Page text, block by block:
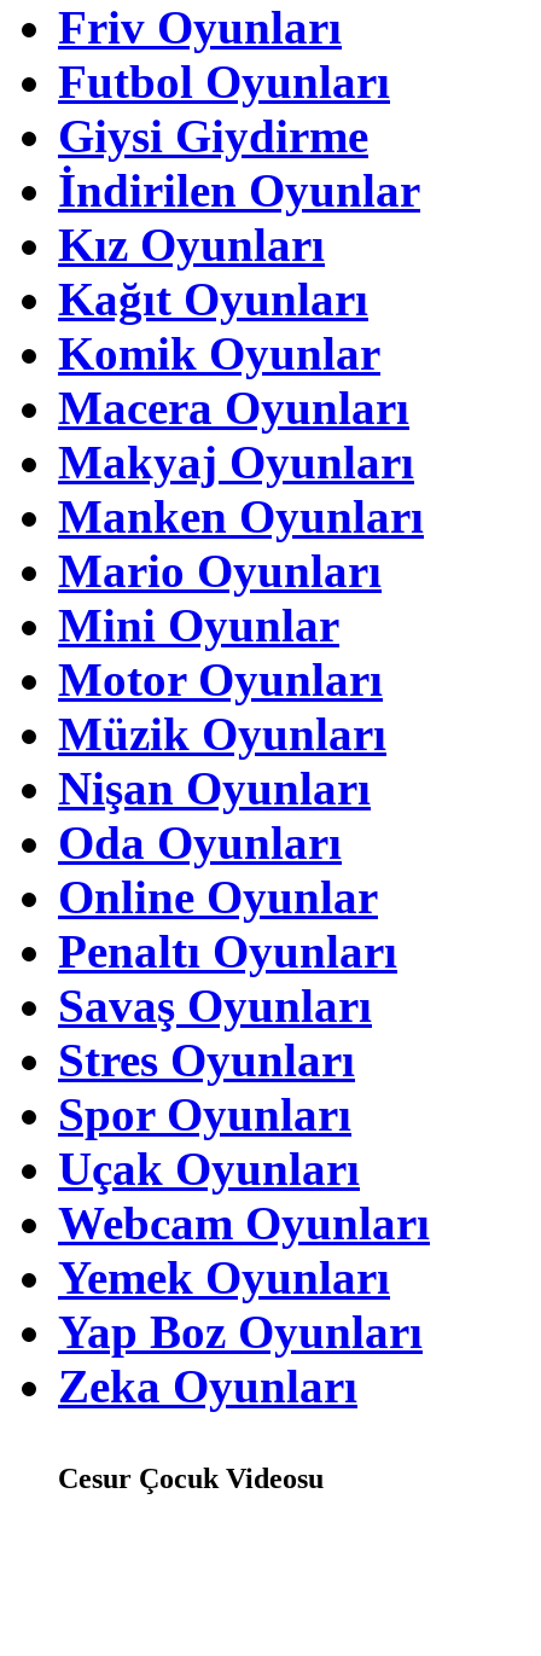
Friv Oyunları
Futbol Oyunları
Giysi Giydirme
İndirilen Oyunlar
Kız Oyunları
Kağıt Oyunları
Komik Oyunlar
Macera Oyunları
Makyaj Oyunları
Manken Oyunları
Mario Oyunları
Mini Oyunlar
Motor Oyunları
Müzik Oyunları
Nişan Oyunları
Oda Oyunları
Online Oyunlar
Penaltı Oyunları
Savaş Oyunları
Stres Oyunları
Spor Oyunları
Uçak Oyunları
Webcam Oyunları
Yemek Oyunları
Yap Boz Oyunları
Zeka Oyunları
Cesur Çocuk Videosu